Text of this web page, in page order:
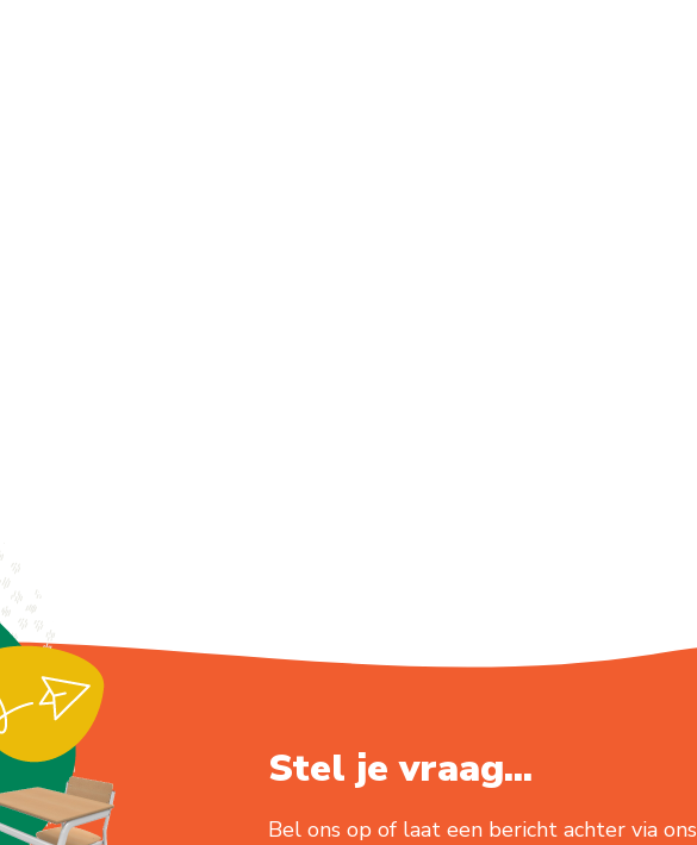
Stel je vraag...
Bel ons op of laat een bericht achter via ons